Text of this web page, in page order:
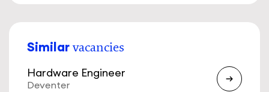
Similarvacancies
Hardware Engineer
Deventer